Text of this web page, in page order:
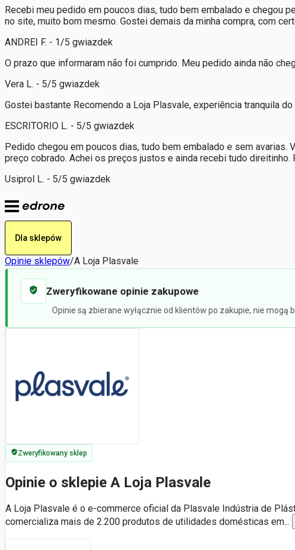
Recebi meu pedido em poucos dias, tudo bem embalado e chegou
no site, muito bom mesmo. Gostei demais da minha compra, com
ANDREI F. - 1/5 gwiazdek
O prazo que informaram não foi cumprido. Meu pedido ainda não
Vera L. - 5/5 gwiazdek
Gostei bastante Recomendo a Loja Plasvale, experiência tranquila
ESCRITORIO L. - 5/5 gwiazdek
Pedido chegou em poucos dias, tudo bem embalado e sem avarias.
preço cobrado. Achei os preços justos e ainda recebi tudo
Usiprol L. - 5/5 gwiazdek
Dla sklepów
Opinie sklepów/A Loja Plasvale
Zweryfikowane opinie zakupowe
Opinie są zbierane wyłącznie od klientów po zakupie, nie
Zweryfikowany sklep
Opinie o sklepie A Loja Plasvale
A Loja Plasvale é o e-commerce oficial da Plasvale Indústria de
comercializa mais de 2.200 produtos de utilidades domésticas em...